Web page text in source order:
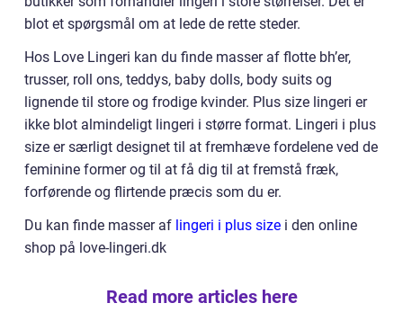
blot et spørgsmål om at lede de rette steder.
Hos Love Lingeri kan du finde masser af flotte bh’er,
trusser, roll ons, teddys, baby dolls, body suits og
lignende til store og frodige kvinder. Plus size lingeri er
ikke blot almindeligt lingeri i større format. Lingeri i plus
size er særligt designet til at fremhæve fordelene ved de
feminine former og til at få dig til at fremstå fræk,
forførende og flirtende præcis som du er.
Du kan finde masser af lingeri i plus size i den online
shop på love-lingeri.dk
Read more articles here